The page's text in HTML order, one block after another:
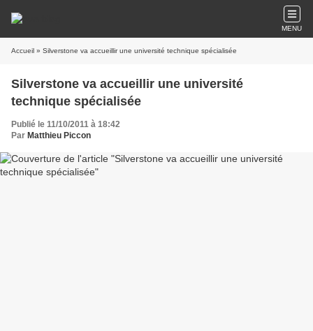
MENU
Accueil » Silverstone va accueillir une université technique spécialisée
Silverstone va accueillir une université
technique spécialisée
Publié le 11/10/2011 à 18:42
Par Matthieu Piccon